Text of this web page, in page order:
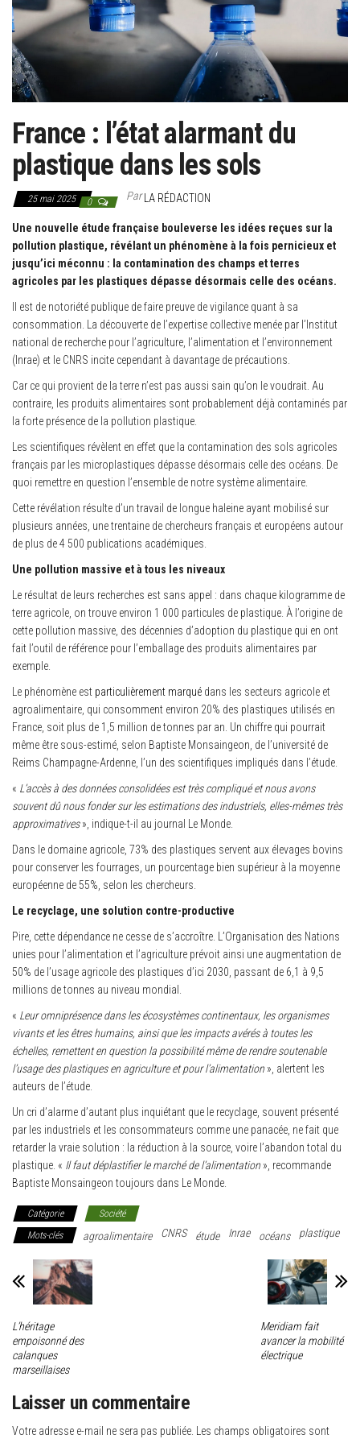
t
i
France : l’état alarmant du
plastique dans les sols
25 mai 2025 0 ParLA RÉDACTION
Une nouvelle étude française bouleverse les idées reçues sur la
pollution plastique, révélant un phénomène à la fois pernicieux et
jusqu’ici méconnu : la contamination des champs et terres
agricoles par les plastiques dépasse désormais celle des océans.
Il est de notoriété publique de faire preuve de vigilance quant à sa
consommation. La découverte de l’expertise collective menée par l’Institut
national de recherche pour l’agriculture, l’alimentation et l’environnement
(Inrae) et le CNRS incite cependant à davantage de précautions.
Car ce qui provient de la terre n’est pas aussi sain qu’on le voudrait. Au
contraire, les produits alimentaires sont probablement déjà contaminés par
la forte présence de la pollution plastique.
Les scientifiques révèlent en effet que la contamination des sols agricoles
français par les microplastiques dépasse désormais celle des océans. De
quoi remettre en question l’ensemble de notre système alimentaire.
Cette révélation résulte d’un travail de longue haleine ayant mobilisé sur
plusieurs années, une trentaine de chercheurs français et européens autour
de plus de 4 500 publications académiques.
Une pollution massive et à tous les niveaux
Le résultat de leurs recherches est sans appel : dans chaque kilogramme de
terre agricole, on trouve environ 1 000 particules de plastique. À l’origine de
cette pollution massive, des décennies d’adoption du plastique qui en ont
fait l’outil de référence pour l’emballage des produits alimentaires par
exemple.
Le phénomène est particulièrement marqué dans les secteurs agricole et
agroalimentaire, qui consomment environ 20% des plastiques utilisés en
France, soit plus de 1,5 million de tonnes par an. Un chiffre qui pourrait
même être sous-estimé, selon Baptiste Monsaingeon, de l’université de
Reims Champagne-Ardenne, l’un des scientifiques impliqués dans l’étude.
« L’accès à des données consolidées est très compliqué et nous avons
souvent dû nous fonder sur les estimations des industriels, elles-mêmes très
approximatives», indique-t-il au journal Le Monde.
Dans le domaine agricole, 73% des plastiques servent aux élevages bovins
pour conserver les fourrages, un pourcentage bien supérieur à la moyenne
européenne de 55%, selon les chercheurs.
Le recyclage, une solution contre-productive
Pire, cette dépendance ne cesse de s’accroître. L’Organisation des Nations
unies pour l’alimentation et l’agriculture prévoit ainsi une augmentation de
50% de l’usage agricole des plastiques d’ici 2030, passant de 6,1 à 9,5
millions de tonnes au niveau mondial.
« Leur omniprésence dans les écosystèmes continentaux, les organismes
vivants et les êtres humains, ainsi que les impacts avérés à toutes les
échelles, remettent en question la possibilité même de rendre soutenable
l’usage des plastiques en agriculture et pour l’alimentation », alertent les
auteurs de l’étude.
Un cri d’alarme d’autant plus inquiétant que le recyclage, souvent présenté
par les industriels et les consommateurs comme une panacée, ne fait que
retarder la vraie solution : la réduction à la source, voire l’abandon total du
plastique. « Il faut déplastifier le marché de l’alimentation », recommande
Baptiste Monsaingeon toujours dans Le Monde.
Catégorie
Société
Mots-clés
agroalimentaire CNRS étude Inrae océans plastique
L’héritage
empoisonné des
calanques
marseillaises
Meridiam fait
avancer la mobilité
électrique
Laisser un commentaire
Votre adresse e-mail ne sera pas publiée.
Les champs obligatoires sont